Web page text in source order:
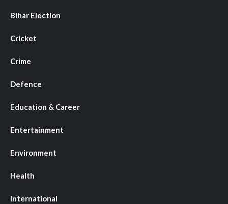
Bihar Election
Cricket
Crime
Defence
Education & Career
Entertainment
Environment
Health
International